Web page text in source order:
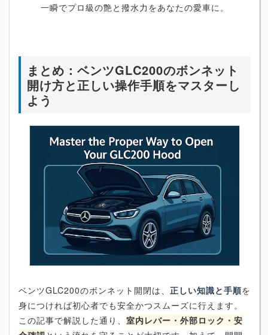
一瞬でプロ級の艶と撥水力をあなたの愛車に。
まとめ：ベンツGLC200のボンネット
開け方と正しい操作手順をマスターし
よう
ベンツGLC200のボンネット開閉は、 正しい知識と手順を
身につければ初心者でも安全かつスムーズに行えます。
この記事で解説した通り、 室内レバー・外部ロック・安